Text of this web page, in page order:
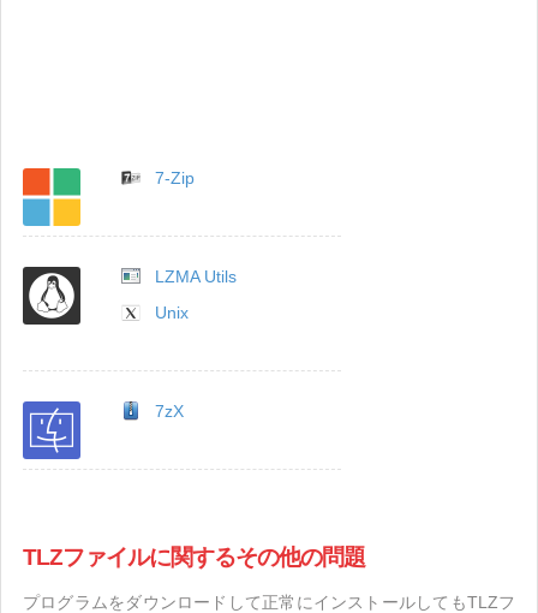
7-Zip
LZMA Utils
Unix
7zX
TLZファイルに関するその他の問題
プログラムをダウンロードして正常にインストールしてもTLZフ